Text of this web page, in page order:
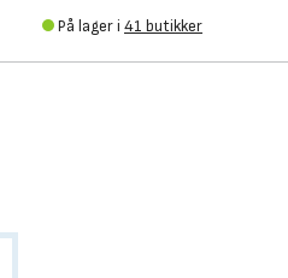
På lager i 41 butikker